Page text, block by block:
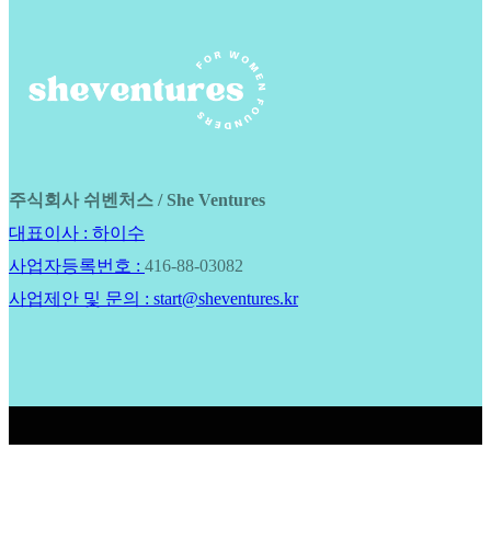
주식회사 쉬벤처스 / She Ventures
대표이사 : 하이수
사업자등록번호 : 416-88-03082
사업제안 및 문의 : start@sheventures.kr